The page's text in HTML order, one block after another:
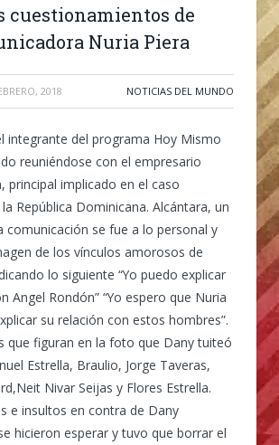
cuestionamientos de
Nuria Piera
2018 NOTICIAS DEL MUNDO
integrante del programa Hoy Mismo
reuniéndose con el empresario
principal implicado en el caso
República Dominicana. Alcántara, un
comunicación se fue a lo personal y
de los vínculos amorosos de
lo siguiente “Yo puedo explicar
Angel Rondón” “Yo espero que Nuria
su relación con estos hombres”.
que figuran en la foto que Dany tuiteó
Estrella, Braulio, Jorge Taveras,
Nivar Seijas y Flores Estrella.
e insultos en contra de Dany
hicieron esperar y tuvo que borrar el